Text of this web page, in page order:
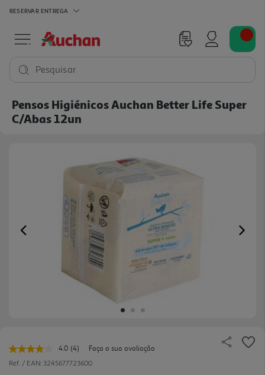
RESERVAR ENTREGA
Pesquisar
Pensos Higiénicos Auchan Better Life Super
C/abas 12un
Previous
4.0 Leu
4
(4)
Faça a sua avaliação
Ref. / EAN: 3245677723600